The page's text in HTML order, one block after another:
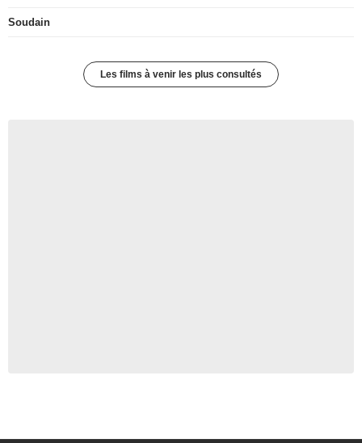
Soudain
Les films à venir les plus consultés